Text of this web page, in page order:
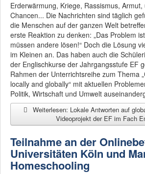
Erderwärmung, Kriege, Rassismus, Armut,
Chancen... Die Nachrichten sind täglich
die Menschen auf der ganzen Welt
erste Reaktion zu denken: „Das Problem
müssen andere lösen!“ Doch die Lösung
im Kleinen an. Das haben auch die
der Englischkurse der Jahrgangsstufe EF
Rahmen der Unterrichtsreihe zum Thema
locally and globally“ mit aktuellen
Politik, Wirtschaft und Umwelt
Weiterlesen: Lokale Antworten auf
Videoprojekt der EF im Fach
Teilnahme an der
Universitäten Köln und
Homeschooling